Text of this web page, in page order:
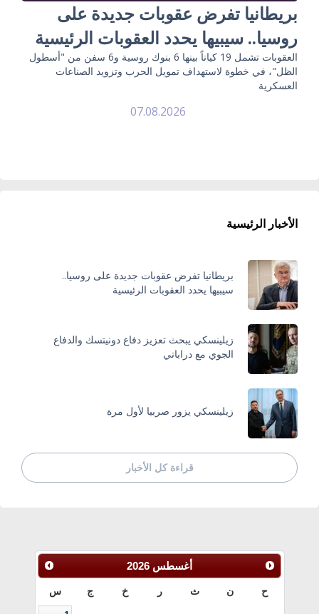
بريطانيا تفرض عقوبات جديدة على
روسيا.. سيبيها يحدد العقوبات الرئيسية
العقوبات تشمل 19 كياناً بينها 6 بنوك روسية و6 سفن من "أسطول
الظل"، في خطوة لاستهداف تمويل الحرب وتزويد الصناعات
العسكرية
07.08.2026
الأخبار الرئيسية
بريطانيا تفرض عقوبات جديدة على روسيا..
سيبيها يحدد العقوبات الرئيسية
زيلينسكي يبحث تعزيز دفاع دونيتسك والدفاع
الجوي مع دراباتي
زيلينسكي يزور صربيا لأول مرة
قراءة كل الأخبار
أغسطس 2026
ح ن ث ر خ ج س